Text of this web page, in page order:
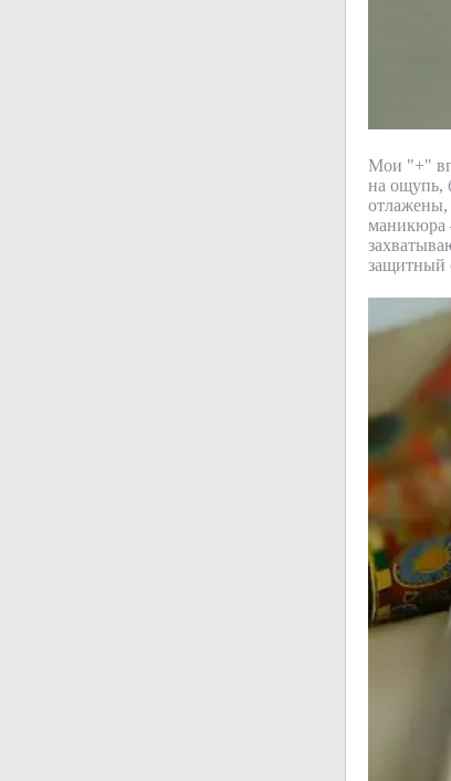
Мои "+"
на ощупь,
отлажены,
маникюра
защитный